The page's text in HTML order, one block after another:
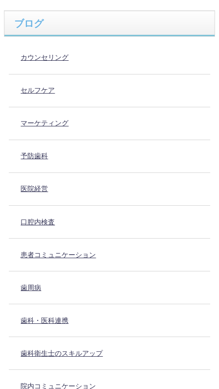
ブログ
カウンセリング
セルフケア
マーケティング
予防歯科
医院経営
口腔内検査
患者コミュニケーション
歯周病
歯科・医科連携
歯科衛生士のスキルアップ
院内コミュニケーション